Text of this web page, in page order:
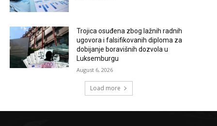
Trojica osuđena zbog lažnih radnih
ugovora i falsifikovanih diploma za
dobijanje boravišnih dozvola u
Luksemburgu
August 6, 2026
Load more